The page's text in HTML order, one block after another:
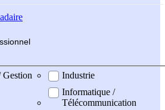
Gestion
Industrie
Informatique /
Télécommunication